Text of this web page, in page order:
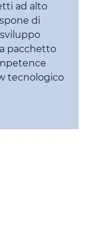
ad alto
di
pacchetto
tecnologico